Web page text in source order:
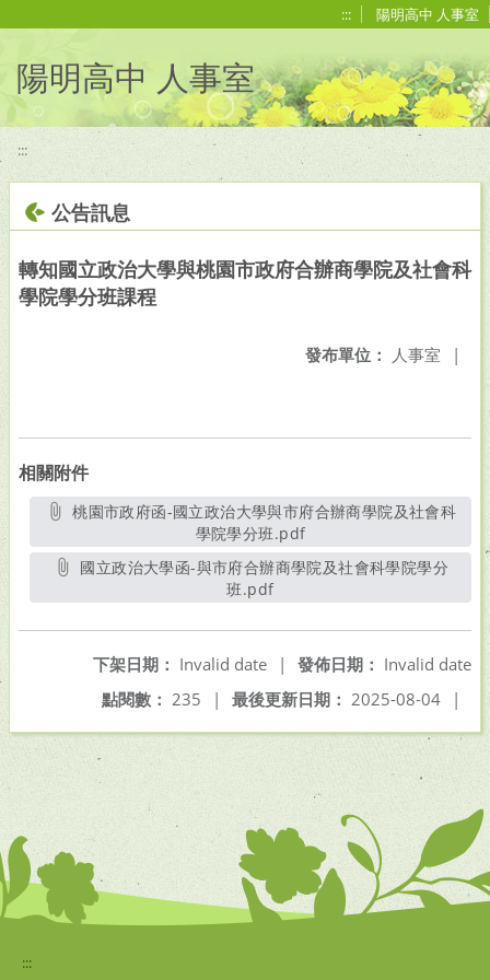
::: 陽明高中 人事室
陽明高中 人事室
:::
公告訊息
轉知國立政治大學與桃園市政府合辦商學院及社會科
學院學分班課程
發布單位： 人事室 |
相關附件
桃園市政府函-國立政治大學與市府合辦商學院及社會科
學院學分班.pdf另開新視窗
班.pdf另開新視窗
發佈日期： Invalid date
下架日期： Invalid date
|
最後更新日期： 2025-08-04 |
點閱數： 235 |
:::